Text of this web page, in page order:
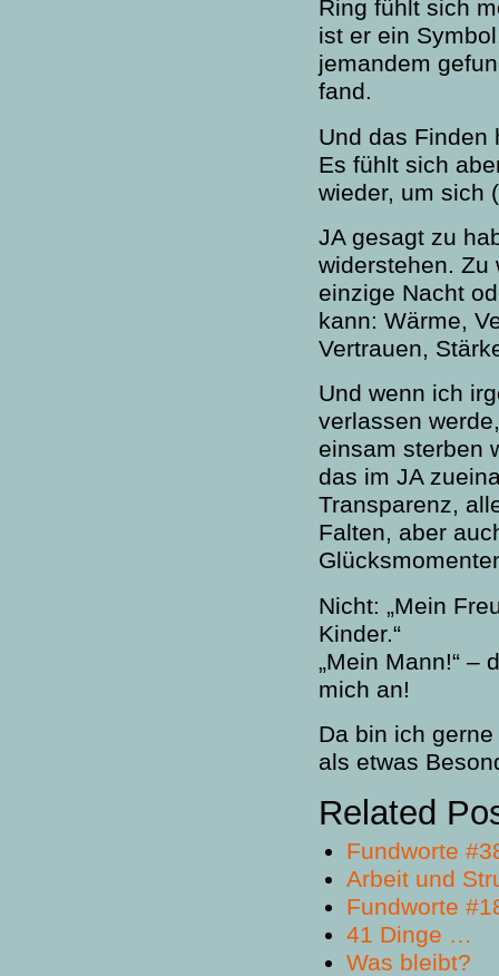
Ring fühlt sich
ist er ein
jemandem
fand.
Und das Finden
Es fühlt sich
wieder, um sich
JA gesagt zu
widerstehen. Zu
einzige Nacht
kann: Wärme,
Vertrauen,
Und wenn ich
verlassen
einsam sterben
das im JA
Transparenz,
Falten, aber
Nicht: „Mein
Kinder.“
„Mein Mann!“ –
mich an!
Da bin ich
als etwas
Related
Fundworte
Arbeit und
Fundworte
41 Dinge …
Was bleibt?